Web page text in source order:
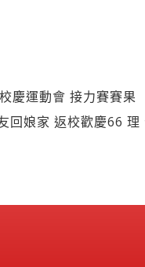
慶運動會 接力賽賽果
回娘家 返校歡慶66 理